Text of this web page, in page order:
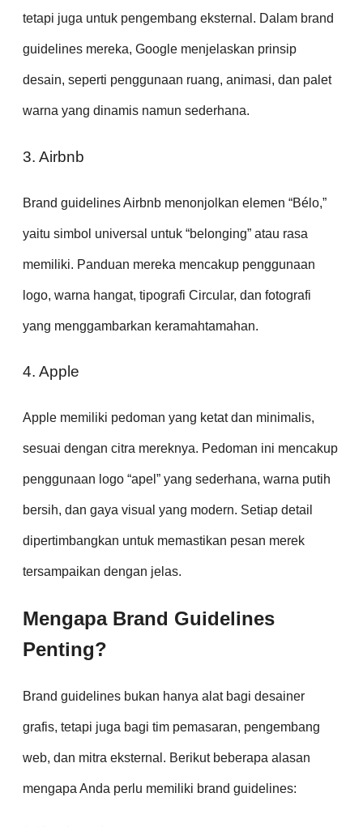
tetapi juga untuk pengembang eksternal. Dalam brand
guidelines mereka, Google menjelaskan prinsip
desain, seperti penggunaan ruang, animasi, dan palet
warna yang dinamis namun sederhana.
3. Airbnb
Brand guidelines Airbnb menonjolkan elemen “Bélo,”
yaitu simbol universal untuk “belonging” atau rasa
memiliki. Panduan mereka mencakup penggunaan
logo, warna hangat, tipografi Circular, dan fotografi
yang menggambarkan keramahtamahan.
4. Apple
Apple memiliki pedoman yang ketat dan minimalis,
sesuai dengan citra mereknya. Pedoman ini mencakup
penggunaan logo “apel” yang sederhana, warna putih
bersih, dan gaya visual yang modern. Setiap detail
dipertimbangkan untuk memastikan pesan merek
tersampaikan dengan jelas.
Mengapa Brand Guidelines
Penting?
Brand guidelines bukan hanya alat bagi desainer
grafis, tetapi juga bagi tim pemasaran, pengembang
web, dan mitra eksternal. Berikut beberapa alasan
mengapa Anda perlu memiliki brand guidelines: